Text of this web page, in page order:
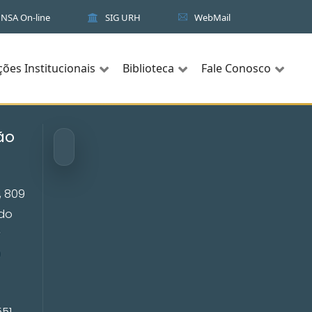
NSA On-line SIG URH WebMail
Institucionais Biblioteca Fale Conosco
809